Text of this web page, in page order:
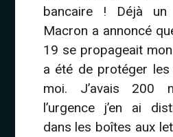
bancaire ! Déjà un
Macron a annoncé
19 se propageait
a été de protéger
moi. J’avais 200
l’urgence j’en ai
dans les boîtes aux